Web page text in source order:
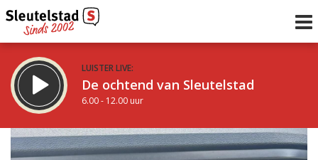
LUISTER LIVE:
De ochtend van Sleutelstad
6.00 - 12.00 uur
STRAKS:
De middag van Sleutelstad